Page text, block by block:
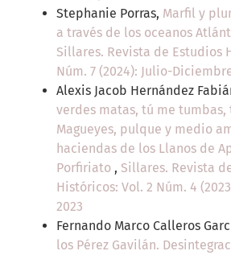
Stephanie Porras, Marfil y
a través de los oceanos
Sillares. Revista de Estudios
Núm. 7 (2024): Julio-
Alexis Jacob Hernández
verdes matas, tú me tumbas,
Magueyes, pulque y medio
haciendas de los Llanos de
Porfiriato , Sillares. Revista
Históricos: Vol. 2 Núm. 4
2023
Fernando Marco Calleros
los Pérez Gavilán.